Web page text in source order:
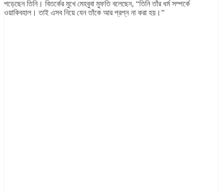
পড়েছেন তিনি। বিতর্কের মুখে মেহবুবা মুফতি বলেছেন, “তিনি তাঁর ধর্ম সম্পর্কে
ওয়াকিবহাল। তাই এসব নিয়ে যেন তাঁকে আর প্রশ্ন না করা হয়।”